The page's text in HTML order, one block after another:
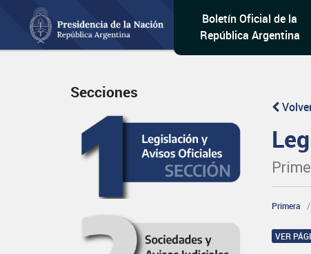
Boletín Oficial de la
República Argentina
Secciones
Primera
VER